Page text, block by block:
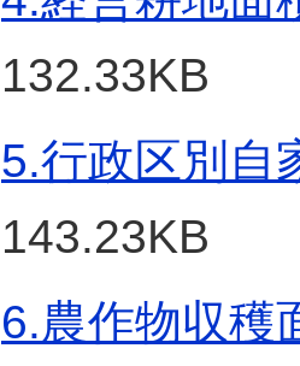
132.33KB
5.行政区別自
143.23KB
6.農作物収穫